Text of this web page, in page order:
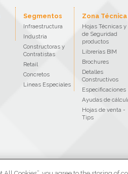
Segmentos
Infraestructura
Industria
Constructoras y
Contratistas
Retail
Concretos
Lineas Especiales
Zona Técnica
Hojas Técnicas y
de Seguridad
productos
Librerías BIM
Brochures
Detalles
Constructivos
Especificaciones
Ayudas de
Hojas de venta -
Tips